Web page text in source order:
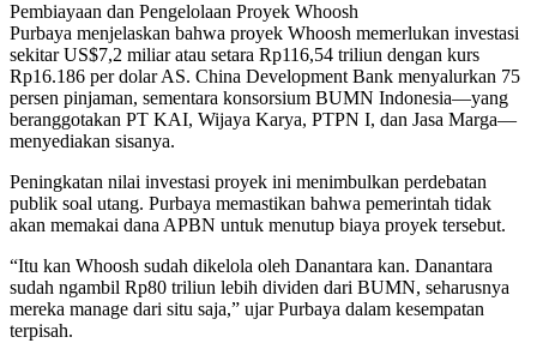
Pembiayaan dan Pengelolaan Proyek Whoosh
Purbaya menjelaskan bahwa proyek Whoosh memerlukan investasi
sekitar US$7,2 miliar atau setara Rp116,54 triliun dengan kurs
Rp16.186 per dolar AS. China Development Bank menyalurkan 75
persen pinjaman, sementara konsorsium BUMN Indonesia—yang
beranggotakan PT KAI, Wijaya Karya, PTPN I, dan Jasa Marga—
menyediakan sisanya.
Peningkatan nilai investasi proyek ini menimbulkan perdebatan
publik soal utang. Purbaya memastikan bahwa pemerintah tidak
akan memakai dana APBN untuk menutup biaya proyek tersebut.
“Itu kan Whoosh sudah dikelola oleh Danantara kan. Danantara
sudah ngambil Rp80 triliun lebih dividen dari BUMN, seharusnya
mereka manage dari situ saja,” ujar Purbaya dalam kesempatan
terpisah.